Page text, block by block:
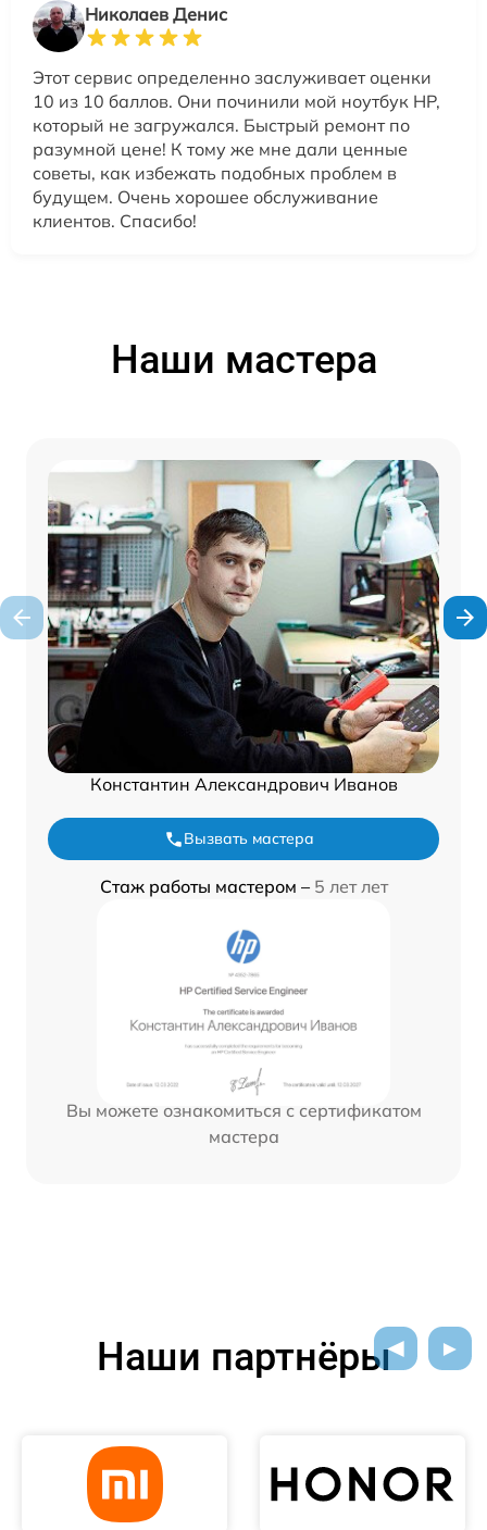
Николаев Денис
Этот сервис определенно заслуживает оценки
10 из 10 баллов. Они починили мой ноутбук HP,
который не загружался. Быстрый ремонт по
разумной цене! К тому же мне дали ценные
советы, как избежать подобных проблем в
будущем. Очень хорошее обслуживание
клиентов. Спасибо!
Наши мастера
Константин Александрович Иванов
Вызвать мастера
Стаж работы мастером – 5 лет лет
Вы можете ознакомиться с сертификатом
мастера
Наши партнёры